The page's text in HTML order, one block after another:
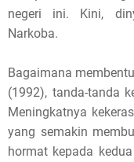
negeri ini. Kini,
Narkoba.
Bagaimana
(1992), tanda-tanda
Meningkatnya
yang semakin
hormat kepada